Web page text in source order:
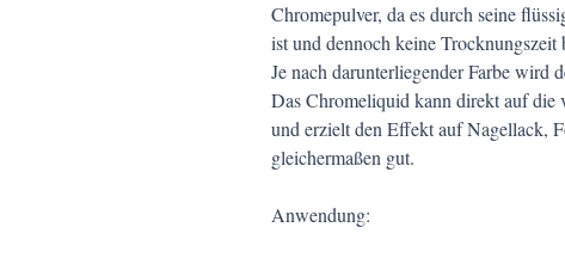
Chromepulver, da es durch seine
ist und dennoch keine Trocknungszeit
Je nach darunterliegender Farbe wird
Das Chromeliquid kann direkt auf die
und erzielt den Effekt auf Nagellack,
gleichermaßen gut.
Anwendung: